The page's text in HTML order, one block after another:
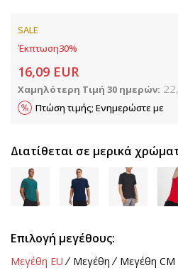
SALE
Έκπτωση30%
16,09 EUR
Χαμηλότερη Τιμή 30 ημερών:
Πτώση τιμής; Ενημερώστε με
Διατίθεται σε μερικά
Επιλογή μεγέθους:
Μεγέθη EU Μεγέθη Μεγέθη CM